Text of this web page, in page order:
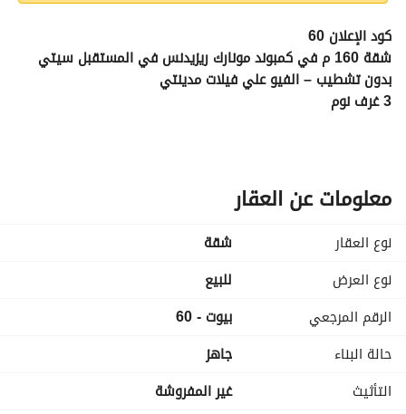
كود الإعلان 60
شقة 160 م في كمبوند مونارك ريزيدنس في المستقبل سيتي
بدون تشطيب – الفيو علي فيلات مدينتي
3 غرف نوم
سعر الشقة 5 مليون و 960 الف جنية
سنة 2033
عمولة الشركة 1.5% من المشتري
فيوتشر للتسويق العقاري
معلومات عن العقار
نوع العقار
شقة
نوع العرض
للبيع
الرقم المرجعي
بيوت - 60
حالة البناء
جاهز
التأثيث
غير المفروشة